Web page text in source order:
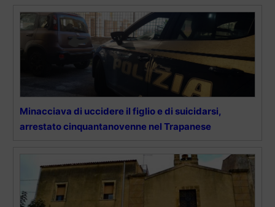
Minacciava di uccidere il figlio e di suicidarsi,
arrestato cinquantanovenne nel Trapanese